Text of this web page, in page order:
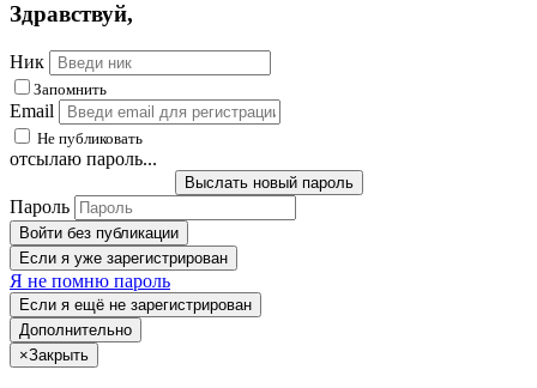
Здравствуй,
Ник
Запомнить
Email
Не публиковать
отсылаю пароль...
Выслать новый пароль
Пароль
Войти без публикации
Если я уже зарегистрирован
Я не помню пароль
Если я ещё не зарегистрирован
Дополнительно
×Закрыть